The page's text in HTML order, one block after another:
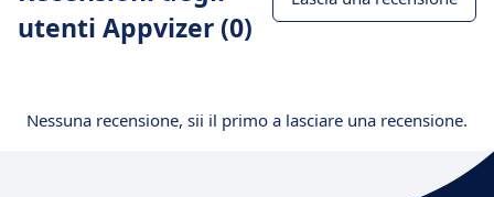
utenti Appvizer (0)
Nessuna recensione, sii il primo a lasciare una recensione.